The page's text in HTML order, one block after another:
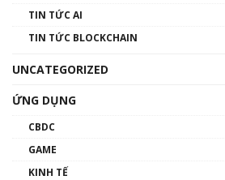
TIN TỨC AI
TIN TỨC BLOCKCHAIN
UNCATEGORIZED
ỨNG DỤNG
CBDC
GAME
KINH TẾ